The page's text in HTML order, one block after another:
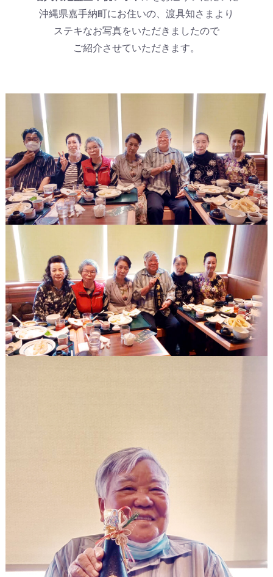
沖縄県嘉手納町にお住いの、渡具知さまより
ステキなお写真をいただきましたので
ご紹介させていただきます。